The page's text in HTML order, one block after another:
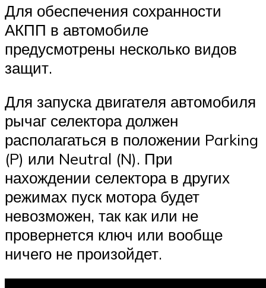
Для обеспечения сохранности
АКПП в автомобиле
предусмотрены несколько видов
защит.
Для запуска двигателя автомобиля
рычаг селектора должен
располагаться в положении Parking
(P) или Neutral (N). При
нахождении селектора в других
режимах пуск мотора будет
невозможен, так как или не
провернется ключ или вообще
ничего не произойдет.